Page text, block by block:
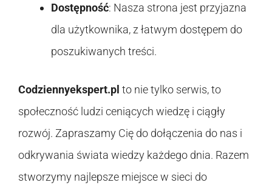
Dostępność: Nasza strona jest przyjazna
dla użytkownika, z łatwym dostępem do
poszukiwanych treści.
Codziennyekspert.pl to nie tylko serwis, to
społeczność ludzi ceniących wiedzę i ciągły
rozwój. Zapraszamy Cię do dołączenia do nas i
odkrywania świata wiedzy każdego dnia. Razem
stworzymy najlepsze miejsce w sieci do